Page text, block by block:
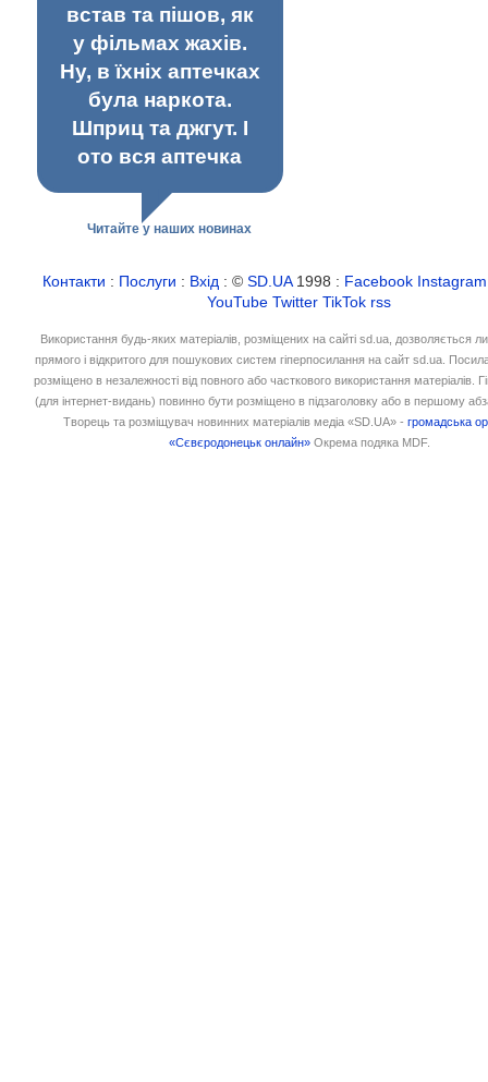
встав та пішов, як
у фільмах жахів.
Ну, в їхніх аптечках
була наркота.
Шприц та джгут. І
ото вся аптечка
Читайте у наших новинах
Контакти : Послуги : Вхід : ©SD.UA1998 : Facebook Instagram
YouTube Twitter TikTok rss
Використання будь-яких матеріалів, розміщених на сайті sd.ua, дозволяється
прямого і відкритого для пошукових систем гіперпосилання на сайт sd.ua.
розміщено в незалежності від повного або часткового використання матеріалів.
(для інтернет-видань) повинно бути розміщено в підзаголовку або в першому
Творець та розміщувач новинних матеріалів медіа «SD.UA» -громадська
«Сєвєродонецьк онлайн» Окрема подяка MDF.